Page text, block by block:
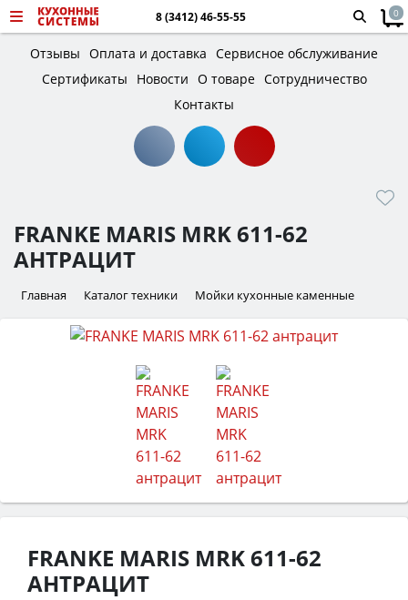
8 (3412) 46-55-55 0
Отзывы Оплата и доставка Сервисное обслуживание
Сертификаты
Новости О товаре Сотрудничество
Контакты
FRANKE MARIS MRK 611-62
АНТРАЦИТ
Главная Каталог техники Мойки кухонные каменные
FRANKE MARIS MRK 611-62
АНТРАЦИТ